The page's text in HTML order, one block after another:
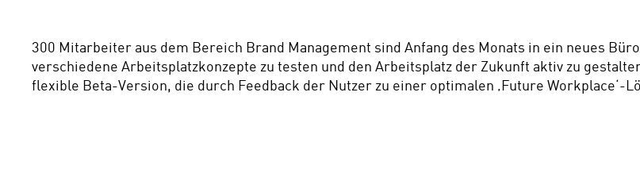
300 Mitarbeiter aus dem Bereich Brand Management sind Anfang des Monats in ein neues
verschiedene Arbeitsplatzkonzepte zu testen und den Arbeitsplatz der Zukunft aktiv zu
flexible Beta-Version, die durch Feedback der Nutzer zu einer optimalen ‚Future Workplace‘-